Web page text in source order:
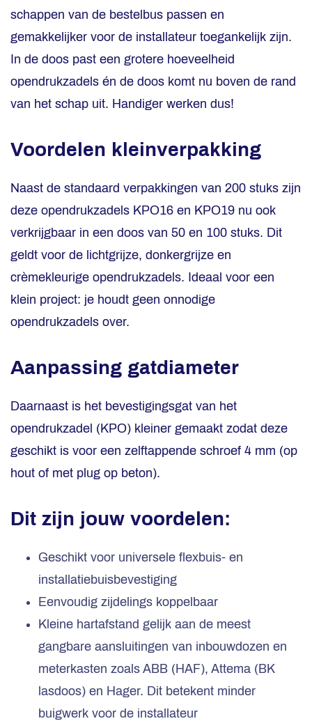
schappen van de bestelbus passen en
gemakkelijker voor de installateur toegankelijk zijn.
In de doos past een grotere hoeveelheid
opendrukzadels én de doos komt nu boven de rand
van het schap uit. Handiger werken dus!
Voordelen kleinverpakking
Naast de standaard verpakkingen van 200 stuks zijn
deze opendrukzadels KPO16 en KPO19 nu ook
verkrijgbaar in een doos van 50 en 100 stuks. Dit
geldt voor de lichtgrijze, donkergrijze en
crèmekleurige opendrukzadels. Ideaal voor een
klein project: je houdt geen onnodige
opendrukzadels over.
Aanpassing gatdiameter
Daarnaast is het bevestigingsgat van het
opendrukzadel (KPO) kleiner gemaakt zodat deze
geschikt is voor een zelftappende schroef 4 mm (op
hout of met plug op beton).
Dit zijn jouw voordelen:
Geschikt voor universele flexbuis- en
installatiebuisbevestiging
Eenvoudig zijdelings koppelbaar
Kleine hartafstand gelijk aan de meest
gangbare aansluitingen van inbouwdozen en
meterkasten zoals ABB (HAF), Attema (BK
lasdoos) en Hager. Dit betekent minder
buigwerk voor de installateur